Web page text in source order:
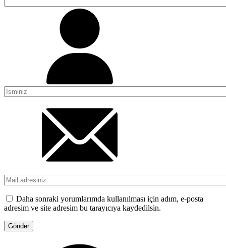
Daha sonraki yorumlarımda kullanılması için adım, e-posta
adresim ve site adresim bu tarayıcıya kaydedilsin.